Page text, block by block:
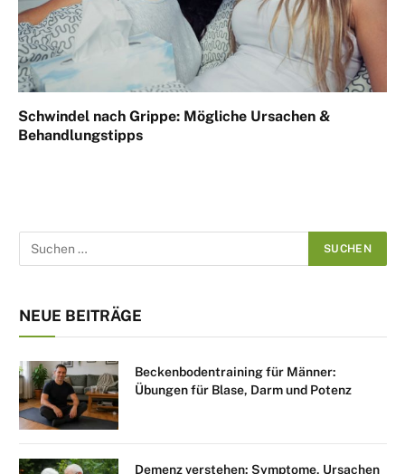
Schwindel nach Grippe: Mögliche Ursachen &
Behandlungstipps
NEUE BEITRÄGE
Beckenbodentraining für Männer:
Übungen für Blase, Darm und Potenz
Demenz verstehen: Symptome, Ursachen